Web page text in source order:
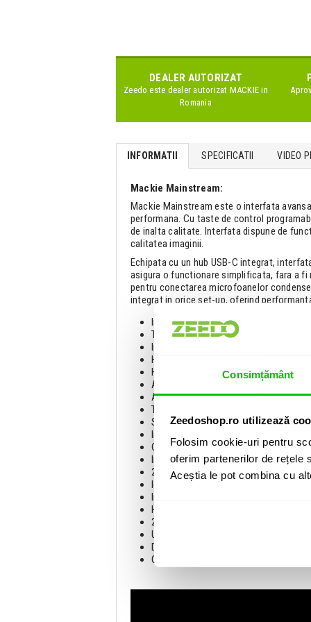
Consimțământ
Zeedoshop.ro utilizează
Folosim cookie-uri pentru
oferim partenerilor de rețele
Aceștia le pot combina cu
DEALER AUTORIZAT
Zeedo este dealer autorizat MACKIE in
Romania
INFORMATII SPECIFICATII VIDEO
Mackie Mainstream:
Mackie Mainstream este o interfata
performana. Cu taste de control
de inalta calitate. Interfata dispune de
calitatea imaginii.
Echipata cu un hub USB-C integrat,
asigura o functionare simplificata, fara a fi
pentru conectarea microfoanelor
integrat in orice set-up, oferind
Interfata pentru streaming live si
Taste de control programabile
Inregistrare HDMI la 1080p x 60 fps
HDMI loop-through la 4K x 60 fps
Hub USB-C integrat cu doua porturi
Alimentare phantom +48V comutabila
Alimentare prin USB (USB Bus-
Tasta de mute pentru microfon si aux
Software Matrix pentru efecte,
Intrare microfon: XLR / jack de 6,3 mm
Conexiune casti / microfon: jack mini
Intrare aux: jack mini de 3,5 mm
2 iesiri de linie: jack de 6,3 mm
Iesire stereo pentru casti: jack de 6,3
Intrare HDMI
HDMI pass through
2x USB-C (Hub)
USB-C pentru conexiune PC/Mac
Dimensiuni: 214 x 95 x 62 mm
Greutate: 0,6 kg